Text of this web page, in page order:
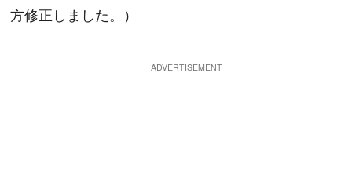
方修正しました。）